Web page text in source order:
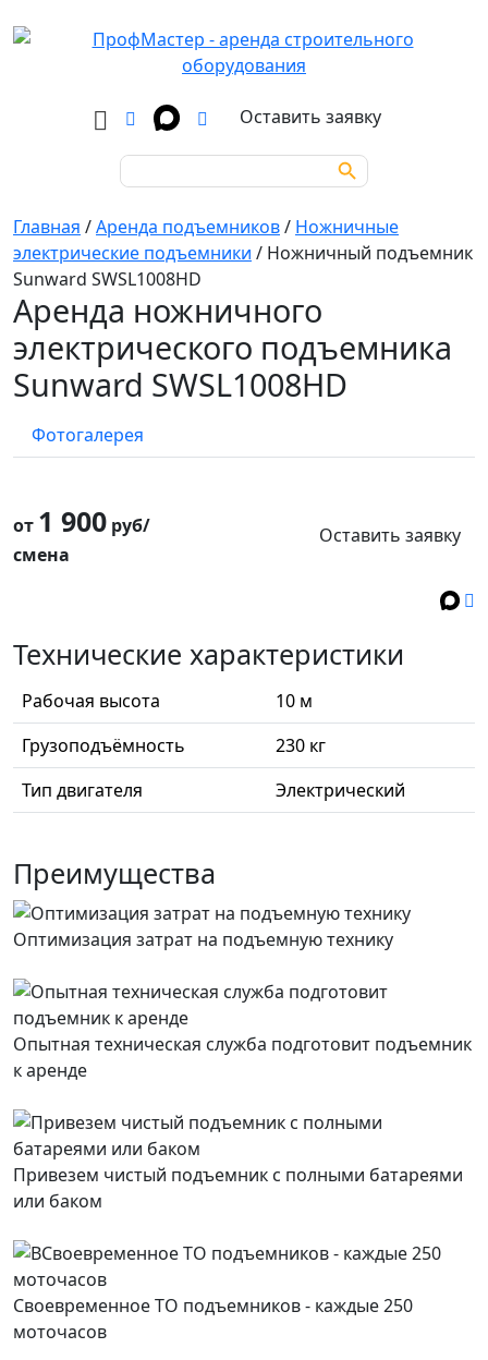
Search
for:
Search Button
Оставить заявку
Главная /Аренда подъемников/ Ножничные
электрические подъемники / Ножничный подъемник
Sunward SWSL1008HD
Аренда ножничного
электрического подъемника
Sunward SWSL1008HD
Фотогалерея
от 1 900 руб/
смена
Оставить заявку
Технические характеристики
Рабочая высота
10 м
Грузоподъёмность
230 кг
Тип двигателя
Электрический
Преимущества
Оптимизация затрат на подъемную технику
Опытная техническая служба подготовит подъемник
к аренде
Привезем чистый подъемник с полными батареями
или баком
Своевременное ТО подъемников - каждые 250
моточасов